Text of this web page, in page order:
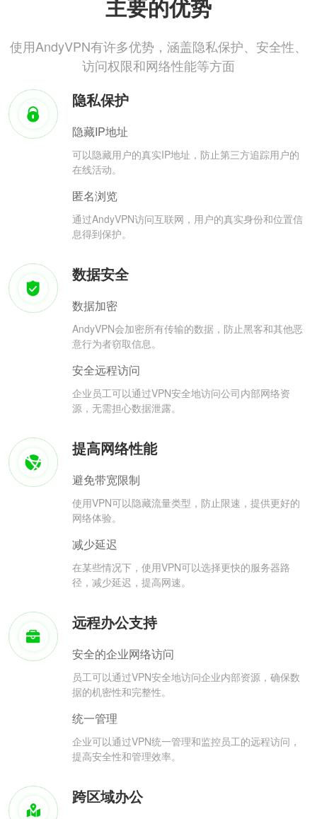
主要的优势
使用AndyVPN有许多优势，涵盖隐私保护、安全性、
访问权限和网络性能等方面
隐私保护
隐藏IP地址
可以隐藏用户的真实IP地址，防止第三方追踪用户的
在线活动。
匿名浏览
通过AndyVPN访问互联网，用户的真实身份和位置信
息得到保护。
数据安全
数据加密
AndyVPN会加密所有传输的数据，防止黑客和其他恶
意行为者窃取信息。
安全远程访问
企业员工可以通过VPN安全地访问公司内部网络资
源，无需担心数据泄露。
提高网络性能
避免带宽限制
使用VPN可以隐藏流量类型，防止限速，提供更好的
网络体验。
减少延迟
在某些情况下，使用VPN可以选择更快的服务器路
径，减少延迟，提高网速。
远程办公支持
安全的企业网络访问
员工可以通过VPN安全地访问企业内部资源，确保数
据的机密性和完整性。
统一管理
企业可以通过VPN统一管理和监控员工的远程访问，
提高安全性和管理效率。
跨区域办公